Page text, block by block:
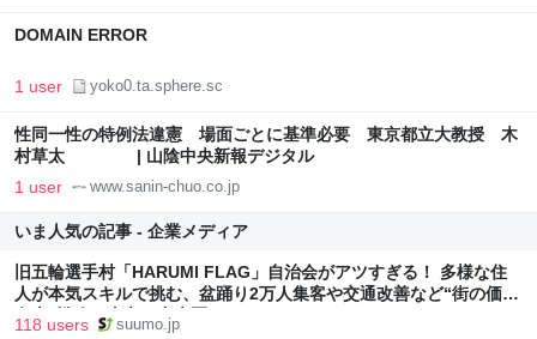
DOMAIN ERROR
1 user yoko0.ta.sphere.sc
性同一性の特例法違憲 場面ごとに基準必要 東京都立大教授 木
村草太 | 山陰中央新報デジタル
1 user www.sanin-chuo.co.jp
いま人気の記事 - 企業メディア
旧五輪選手村「HARUMI FLAG」自治会がアツすぎる！ 多様な住
人が本気スキルで挑む、盆踊り2万人集客や交通改善など“街の価値
向上”戦略 東京・中央区
118 users suumo.jp